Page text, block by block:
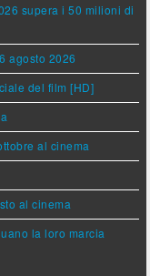
supera i 50 milioni di
agosto 2026
del film [HD]
al cinema
al cinema
la loro marcia